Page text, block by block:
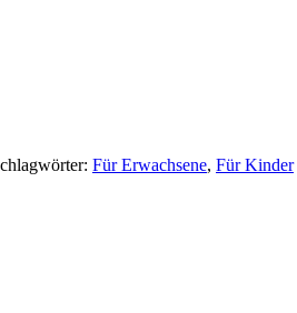
Für Erwachsene, Für Kinder